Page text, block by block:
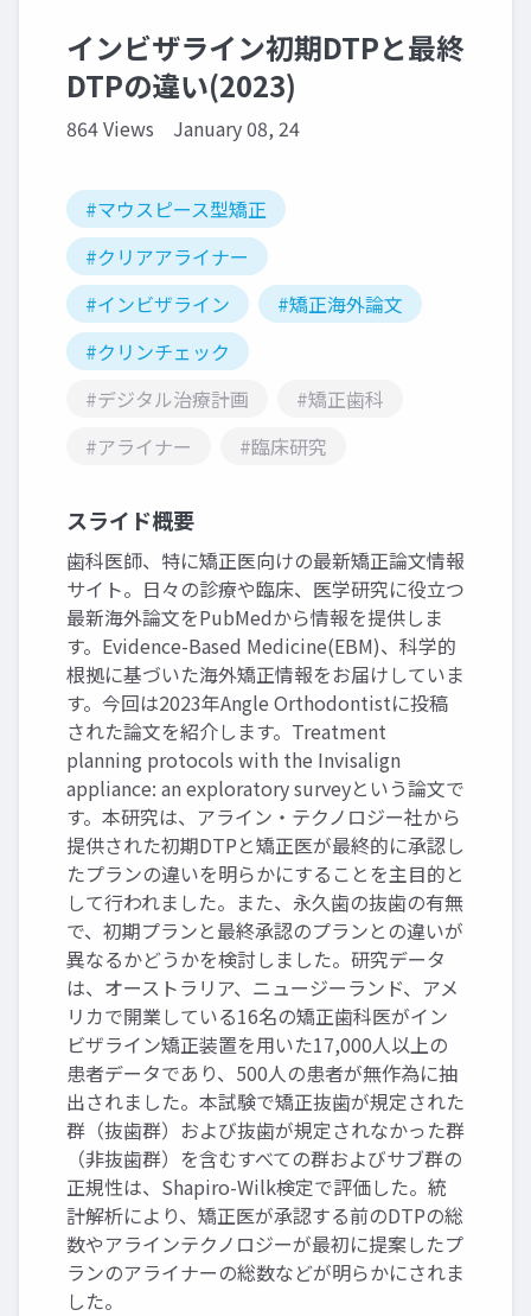
インビザライン初期DTPと最終
DTPの違い(2023)
864 Views January 08, 24
#マウスピース型矯正
#クリアアライナー
#インビザライン
#矯正海外論文
#クリンチェック
#デジタル治療計画
#矯正歯科
#アライナー
#臨床研究
スライド概要
歯科医師、特に矯正医向けの最新矯正論文情報
サイト。日々の診療や臨床、医学研究に役立つ
最新海外論文をPubMedから情報を提供しま
す。Evidence-Based Medicine(EBM)、科学的
根拠に基づいた海外矯正情報をお届けしていま
す。今回は2023年Angle Orthodontistに投稿
された論文を紹介します。Treatment
planning protocols with the Invisalign
appliance: an exploratory surveyという論文で
す。本研究は、アライン・テクノロジー社から
提供された初期DTPと矯正医が最終的に承認し
たプランの違いを明らかにすることを主目的と
して行われました。また、永久歯の抜歯の有無
で、初期プランと最終承認のプランとの違いが
異なるかどうかを検討しました。研究データ
は、オーストラリア、ニュージーランド、アメ
リカで開業している16名の矯正歯科医がイン
ビザライン矯正装置を用いた17,000人以上の
患者データであり、500人の患者が無作為に抽
出されました。本試験で矯正抜歯が規定された
群（抜歯群）および抜歯が規定されなかった群
（非抜歯群）を含むすべての群およびサブ群の
正規性は、Shapiro-Wilk検定で評価した。統
計解析により、矯正医が承認する前のDTPの総
数やアラインテクノロジーが最初に提案したプ
ランのアライナーの総数などが明らかにされま
した。